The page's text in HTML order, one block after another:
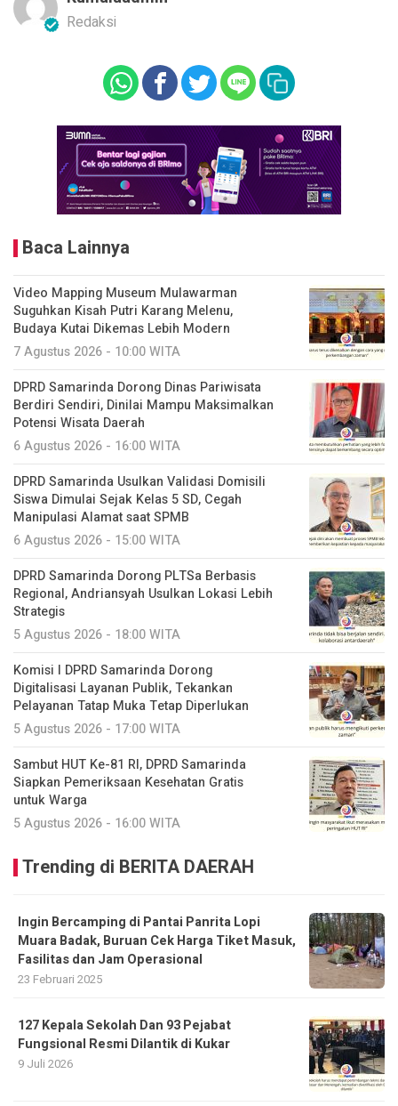
Redaksi
Baca Lainnya
Video Mapping Museum Mulawarman
Suguhkan Kisah Putri Karang Melenu,
Budaya Kutai Dikemas Lebih Modern
7 Agustus 2026 - 10:00 WITA
DPRD Samarinda Dorong Dinas Pariwisata
Berdiri Sendiri, Dinilai Mampu Maksimalkan
Potensi Wisata Daerah
6 Agustus 2026 - 16:00 WITA
DPRD Samarinda Usulkan Validasi Domisili
Siswa Dimulai Sejak Kelas 5 SD, Cegah
Manipulasi Alamat saat SPMB
6 Agustus 2026 - 15:00 WITA
DPRD Samarinda Dorong PLTSa Berbasis
Regional, Andriansyah Usulkan Lokasi Lebih
Strategis
5 Agustus 2026 - 18:00 WITA
Komisi I DPRD Samarinda Dorong
Digitalisasi Layanan Publik, Tekankan
Pelayanan Tatap Muka Tetap Diperlukan
5 Agustus 2026 - 17:00 WITA
Sambut HUT Ke-81 RI, DPRD Samarinda
Siapkan Pemeriksaan Kesehatan Gratis
untuk Warga
5 Agustus 2026 - 16:00 WITA
Trending di BERITA DAERAH
Ingin Bercamping di Pantai Panrita Lopi
Muara Badak, Buruan Cek Harga Tiket Masuk,
Fasilitas dan Jam Operasional
23 Februari 2025
127 Kepala Sekolah Dan 93 Pejabat
Fungsional Resmi Dilantik di Kukar
9 Juli 2026